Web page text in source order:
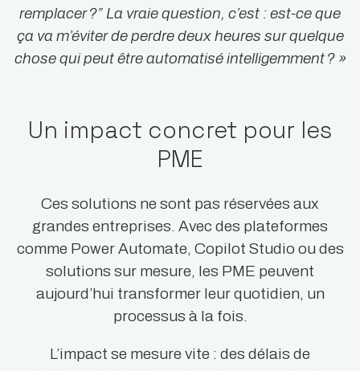
remplacer ?” La vraie question, c’est : est-ce que
ça va m’éviter de perdre deux heures sur quelque
chose qui peut être automatisé intelligemment ? »
Un impact concret pour les
PME
Ces solutions ne sont pas réservées aux
grandes entreprises. Avec des plateformes
comme Power Automate, Copilot Studio ou des
solutions sur mesure, les PME peuvent
aujourd’hui transformer leur quotidien, un
processus à la fois.
L’impact se mesure vite : des délais de